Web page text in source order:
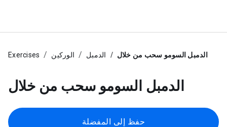
Exercises الوركين الدمبل الدمبل السومو سحب من خلال
الدمبل السومو سحب من خلال
حفظ إلى المفضلة